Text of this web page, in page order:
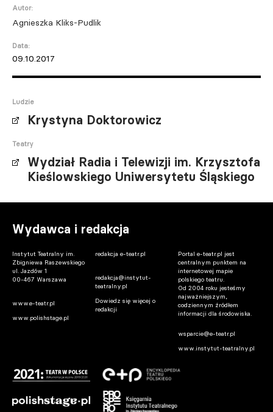
Autor:
Agnieszka Kliks-Pudlik
Data:
09.10.2017
Ludzie
Krystyna Doktorowicz
Teatry
Wydział Radia i Telewizji im. Krzysztofa
Kieślowskiego Uniwersytetu Śląskiego
Wydawca i redakcja
Instytut Teatralny im.
Zbigniewa Raszewskiego
ul. Jazdów 1
00-467 Warszawa
www.e-teatr.pl
www.polishstage.pl
redakcja e-teatr.pl
redakcja@instytut-
teatralny.pl
Dowiedz się więcej o
redakcji
Portal e-teatr.pl jest
centralnym punktem na
internetowej mapie
polskiego teatru.
Od 2004 roku jesteśmy
najważniejszym,
codziennym źródłem
informacji dla środowiska.
wsparcie@e-teatr.pl
www.instytut-teatralny.pl